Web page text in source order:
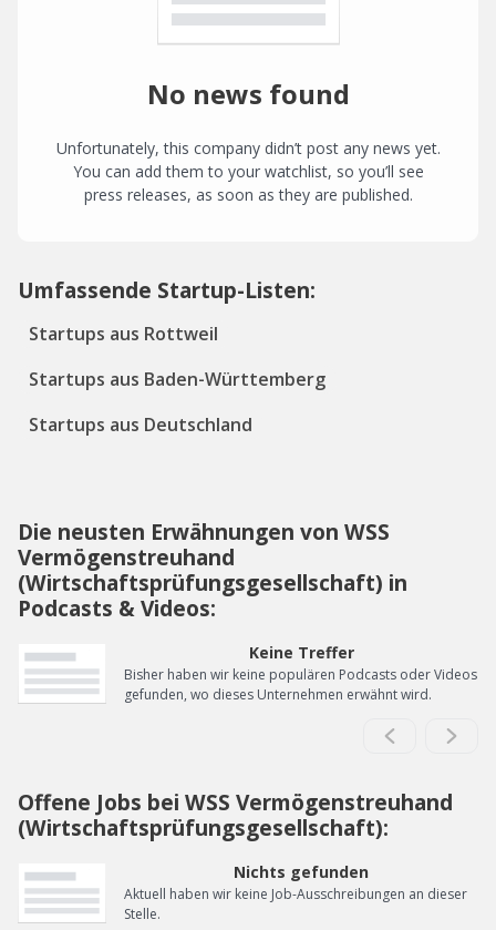
No news found
Unfortunately, this company didn’t post any news yet.
You can add them to your watchlist, so you’ll see
press releases, as soon as they are published.
Umfassende Startup-Listen:
Startups aus Rottweil
Startups aus Baden-Württemberg
Startups aus Deutschland
Die neusten Erwähnungen von WSS
Vermögenstreuhand
(Wirtschaftsprüfungsgesellschaft) in
Podcasts & Videos:
Keine Treffer
Bisher haben wir keine populären Podcasts oder Videos
gefunden, wo dieses Unternehmen erwähnt wird.
Offene Jobs bei WSS Vermögenstreuhand
(Wirtschaftsprüfungsgesellschaft):
Nichts gefunden
Aktuell haben wir keine Job-Ausschreibungen an dieser
Stelle.